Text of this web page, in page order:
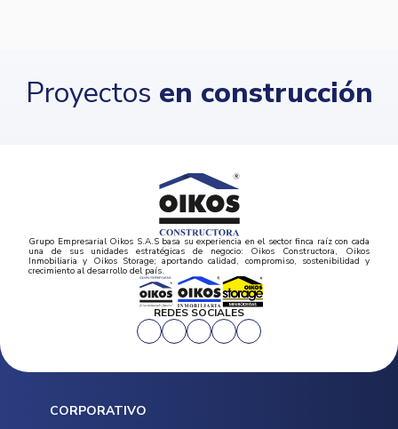
Proyectos en construcción
Grupo Empresarial Oikos S.A.S basa su experiencia en el sector finca raíz con cada
una de sus unidades estratégicas de negocio: Oikos Constructora, Oikos
Inmobiliaria y Oikos Storage; aportando calidad, compromiso, sostenibilidad y
crecimiento al desarrollo del país.
REDES SOCIALES
CORPORATIVO